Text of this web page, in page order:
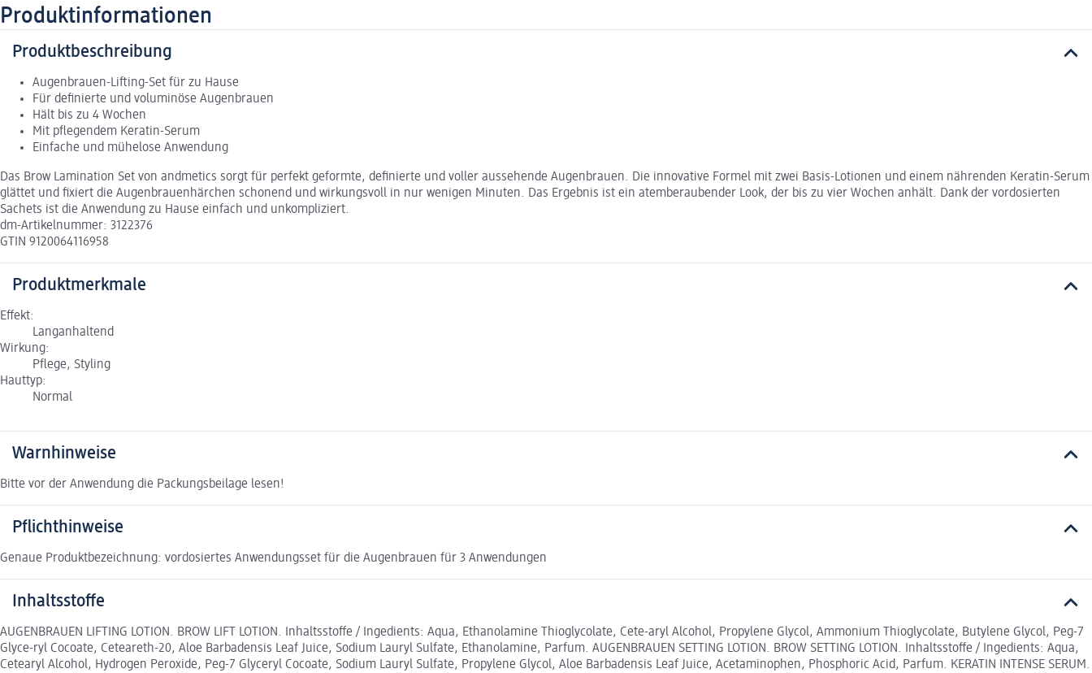
Produktinformationen
Produktbeschreibung
Augenbrauen-Lifting-Set für zu Hause
Für definierte und voluminöse Augenbrauen
Hält bis zu 4 Wochen
Mit pflegendem Keratin-Serum
Einfache und mühelose Anwendung
Das Brow Lamination Set von andmetics sorgt für perfekt geformte, definierte und voller aussehende Augenbrauen. Die innovative Formel mit zwei Basis-Lotionen und einem nährenden Keratin-Serum
glättet und fixiert die Augenbrauenhärchen schonend und wirkungsvoll in nur wenigen Minuten. Das Ergebnis ist ein atemberaubender Look, der bis zu vier Wochen anhält. Dank der vordosierten
Sachets ist die Anwendung zu Hause einfach und unkompliziert.
dm-Artikelnummer: 3122376
GTIN 9120064116958
Produktmerkmale
Effekt:
Langanhaltend
Wirkung:
Pflege, Styling
Hauttyp:
Normal
Warnhinweise
Bitte vor der Anwendung die Packungsbeilage lesen!
Pflichthinweise
Genaue Produktbezeichnung: vordosiertes Anwendungsset für die Augenbrauen für 3 Anwendungen
Inhaltsstoffe
AUGENBRAUEN LIFTING LOTION. BROW LIFT LOTION. Inhaltsstoffe / Ingedients: Aqua, Ethanolamine Thioglycolate, Cete-aryl Alcohol, Propylene Glycol, Ammonium Thioglycolate, Butylene Glycol, Peg-7
Glyce-ryl Cocoate, Ceteareth-20, Aloe Barbadensis Leaf Juice, Sodium Lauryl Sulfate, Ethanolamine, Parfum. AUGENBRAUEN SETTING LOTION. BROW SETTING LOTION. Inhaltsstoffe / Ingedients: Aqua,
Cetearyl Alcohol, Hydrogen Peroxide, Peg-7 Glyceryl Cocoate, Sodium Lauryl Sulfate, Propylene Glycol, Aloe Barbadensis Leaf Juice, Acetaminophen, Phosphoric Acid, Parfum. KERATIN INTENSE SERUM.